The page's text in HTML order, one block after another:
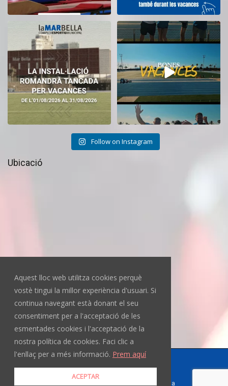
Aquest lloc web utilitza cookies perquè
vostè tingui la millor experiència d'usuari. Si
continua navegant està donant el seu
consentiment per a l'acceptació de les
esmentades cookies i l'acceptació de la
nostra política de cookies. Faci clic a
l'enllaç per a més informació. Prem aquí
ACEPTAR
El CEM La Mar Bella romandrà
tancat durant el...
11
Tanquem una nova temporada al
CEM La Mar Bella. ...
Follow on Instagram
Ubicació
Llei de transparencia